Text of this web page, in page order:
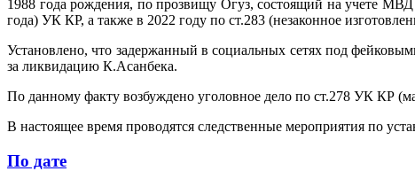
1988 года рождения, по прозвищу Огуз, состоящий на учете
года) УК КР, а также в 2022 году по ст.283 (незаконное
Установлено, что задержанный в социальных сетях под
за ликвидацию К.Асанбека.
По данному факту возбуждено уголовное дело по ст.278 УК
В настоящее время проводятся следственные мероприятия по
По дате